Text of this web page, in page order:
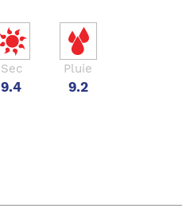
Sec
9.4
Pluie
9.2